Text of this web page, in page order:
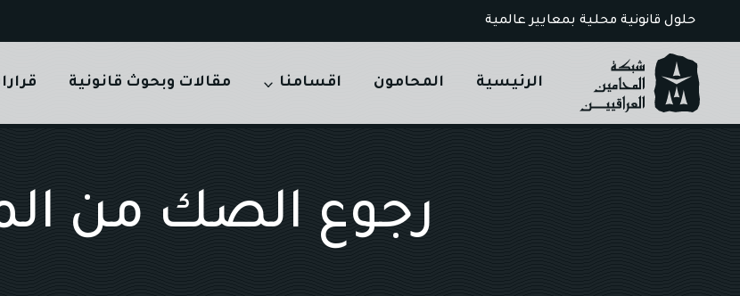
to
content
حلول قانونية محلية بمعايير عالمية
الرئيسية المحامون اقسامنا مقالات وبحوث قانونية
رجوع الصك من